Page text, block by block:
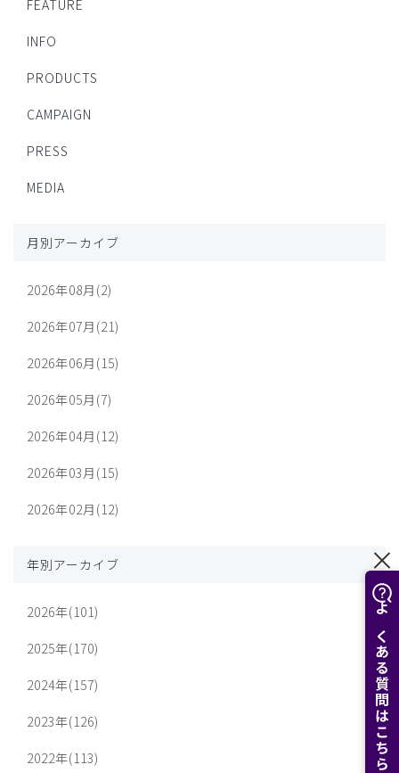
よくある質問はこちら
FEATURE
INFO
PRODUCTS
CAMPAIGN
PRESS
MEDIA
月別アーカイブ
2026年08月(2)
2026年07月(21)
2026年06月(15)
2026年05月(7)
2026年04月(12)
2026年03月(15)
2026年02月(12)
年別アーカイブ
2026年(101)
2025年(170)
2024年(157)
2023年(126)
2022年(113)